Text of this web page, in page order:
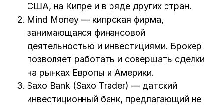
США, на Кипре и в ряде других стран.
Mind Money — кипрская фирма,
занимающаяся финансовой
деятельностью и инвестициями. Брокер
позволяет работать и совершать сделки
на рынках Европы и Америки.
Saxo Bank (Saxo Trader) — датский
инвестиционный банк, предлагающий не